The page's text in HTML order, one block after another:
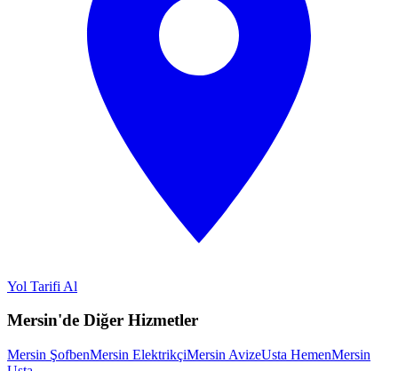
Yol Tarifi Al
Mersin'de Diğer Hizmetler
Mersin ŞofbenMersin ElektrikçiMersin AvizeUsta HemenMersin